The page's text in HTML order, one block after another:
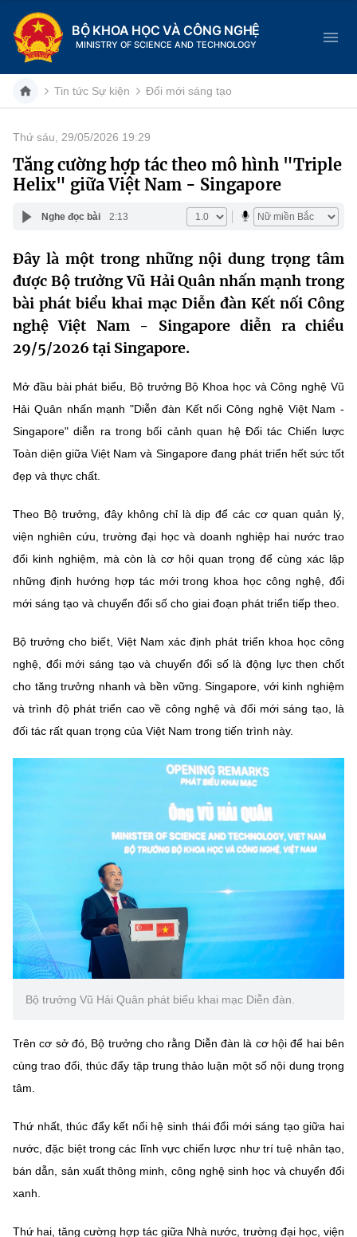
BỘ KHOA HỌC VÀ CÔNG NGHỆ
MINISTRY OF SCIENCE AND TECHNOLOGY
Danh mục
Trang chủ
Giới thiệu
Chức năng nhiệm vụ
Cơ cấu tổ chức
Lịch sử phát triển
Sở Khoa học và Công nghệ
Tin tức sự kiện
Khoa học và Công nghệ
Đổi mới sáng tạo
Chuyển đổi số
Bưu chính, Viễn thông
Sở hữu trí tuệ
Năng lượng nguyên tử
Tin tổng hợp
Dịch vụ công
Hệ thống văn bản
Văn bản chỉ đạo điều hành
Lấy ý kiến người dân về dự thảo VBQPPL
THỐNG KÊ
Khoa học và Công nghệ
Bưu chính, Viễn thông
Sở hữu trí tuệ
Tiêu chuẩn, đo lường, chất lượng
Năng lượng nguyên tử
Multimedia
THƯ ĐIỆN TỬ
Khác
Infographic
Nhiệm vụ trọng tâm
BỘ KHOA HỌC VÀ CÔNG NGHỆ
MINISTRY OF SCIENCE AND TECHNOLOGY
Điều khoản sử dụng Theo dõi MST:
Cơ quan chủ quản: Bộ Khoa học và Công nghệ (MST)
Chịu trách nhiệm nội dung: Nguyễn Thị Hải Hằng
Giám đốc Trung tâm Truyền thông Khoa học và Công nghệ.
Địa chỉ: Ban Biên tập Cổng TTĐT - 18 Nguyễn Du, TP. Hà Nội
Email:stc@mst.gov.vn
(Ghi rõ nguồn "https://mst.gov.vn" khi phát hành lại thông tin từ
website này)
Tin tức Sự kiện Đổi mới sáng tạo
Thứ sáu, 29/05/2026 19:29
Tăng cường hợp tác theo mô hình "Triple
Helix" giữa Việt Nam - Singapore
Nghe đọc bài 2:13
Đây là một trong những nội dung trọng tâm
được Bộ trưởng Vũ Hải Quân nhấn mạnh trong
bài phát biểu khai mạc Diễn đàn Kết nối Công
nghệ Việt Nam - Singapore diễn ra chiều
29/5/2026 tại Singapore.
Mở đầu bài phát biểu, Bộ trưởng Bộ Khoa học và Công nghệ Vũ
Hải Quân nhấn mạnh "Diễn đàn Kết nối Công nghệ Việt Nam -
Singapore" diễn ra trong bối cảnh quan hệ Đối tác Chiến lược
Toàn diện giữa Việt Nam và Singapore đang phát triển hết sức tốt
đẹp và thực chất.
Theo Bộ trưởng, đây không chỉ là dịp để các cơ quan quản lý,
viện nghiên cứu, trường đại học và doanh nghiệp hai nước trao
đổi kinh nghiệm, mà còn là cơ hội quan trọng để cùng xác lập
những định hướng hợp tác mới trong khoa học công nghệ, đổi
mới sáng tạo và chuyển đổi số cho giai đoạn phát triển tiếp theo.
Bộ trưởng cho biết, Việt Nam xác định phát triển khoa học công
nghệ, đổi mới sáng tạo và chuyển đổi số là động lực then chốt
cho tăng trưởng nhanh và bền vững. Singapore, với kinh nghiệm
và trình độ phát triển cao về công nghệ và đổi mới sáng tạo, là
đối tác rất quan trọng của Việt Nam trong tiến trình này.
Bộ trưởng Vũ Hải Quân phát biểu khai mạc Diễn đàn.
Trên cơ sở đó, Bộ trưởng cho rằng Diễn đàn là cơ hội để hai bên
cùng trao đổi, thúc đẩy tập trung thảo luận một số nội dung trọng
tâm.
Thứ nhất, thúc đẩy kết nối hệ sinh thái đổi mới sáng tạo giữa hai
nước, đặc biệt trong các lĩnh vực chiến lược như trí tuệ nhân tạo,
bán dẫn, sản xuất thông minh, công nghệ sinh học và chuyển đổi
xanh.
Thứ hai, tăng cường hợp tác giữa Nhà nước, trường đại học, viện